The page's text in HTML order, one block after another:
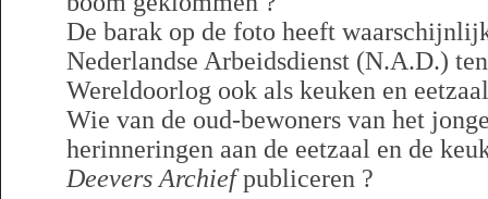
De barak op de foto heeft
Nederlandse Arbeidsdienst (N.A.D.)
Wereldoorlog ook als keuken en
Wie van de oud-bewoners van het
herinneringen aan de eetzaal en de
Deevers Archiefpubliceren ?